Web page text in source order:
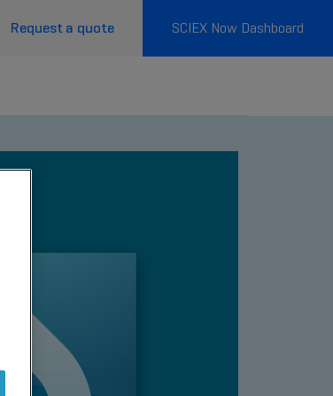
Request a quote SCIEX Now Dashboard